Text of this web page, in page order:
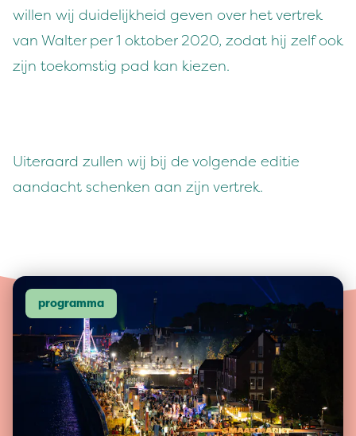
willen wij duidelijkheid geven over het vertrek
van Walter per 1 oktober 2020, zodat hij zelf ook
zijn toekomstig pad kan kiezen.
Uiteraard zullen wij bij de volgende editie
aandacht schenken aan zijn vertrek.
programma